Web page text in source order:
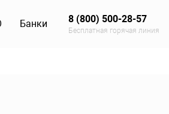
Банки 8 (800) 500-28-57
Бесплатная горячая линия